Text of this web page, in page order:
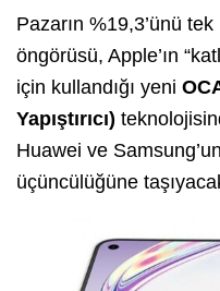
Pazarın %19,3’ünü
öngörüsü, Apple’ın
için kullandığı yeni
Yapıştırıcı)
Huawei ve
üçüncülüğüne